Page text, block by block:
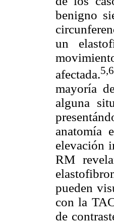
benigno
un
afectada.5,6
mayoría
alguna
anatomía
elevación
RM
pueden
con la
de